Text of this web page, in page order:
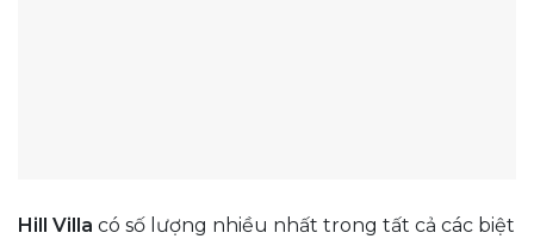
Hill Villa có số lượng nhiều nhất trong tất cả các biệt